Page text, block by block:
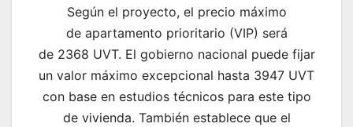
Según el proyecto, el precio máximo
de apartamento prioritario (VIP) será
de 2368 UVT. El gobierno nacional puede fijar
un valor máximo excepcional hasta 3947 UVT
con base en estudios técnicos para este tipo
de vivienda. También establece que el